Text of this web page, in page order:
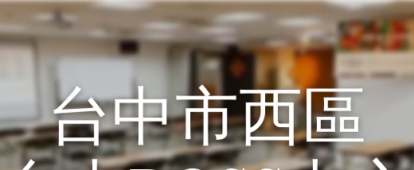
台中市西區